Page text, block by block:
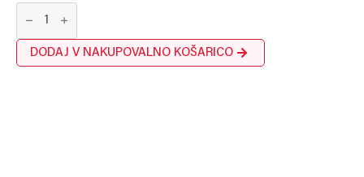
JAMES
Notrufzentrale
(Trial)
količina
DODAJ V NAKUPOVALNO KOŠARICO